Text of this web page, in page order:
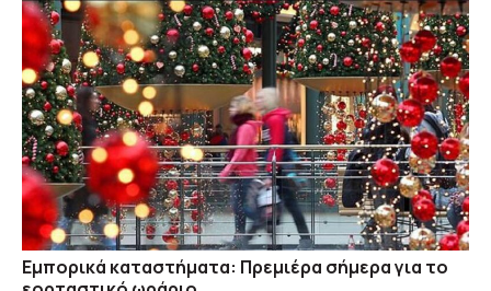
Εμπορικά καταστήματα: Πρεμιέρα σήμερα για το